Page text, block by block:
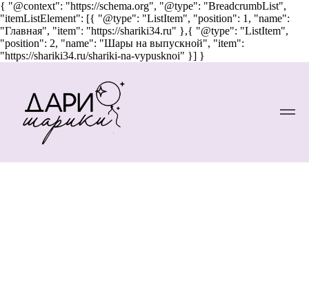
{ "@context": "https://schema.org", "@type": "BreadcrumbList",
"itemListElement": [{ "@type": "ListItem", "position": 1, "name":
"Главная", "item": "https://shariki34.ru" },{ "@type": "ListItem",
"position": 2, "name": "Шары на выпускной", "item":
"https://shariki34.ru/shariki-na-vypusknoi" }] }